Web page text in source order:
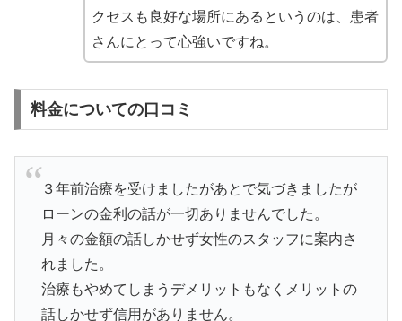
クセスも良好な場所にあるというのは、患者
さんにとって心強いですね。
料金についての口コミ
３年前治療を受けましたがあとで気づきましたが
ローンの金利の話が一切ありませんでした。
月々の金額の話しかせず女性のスタッフに案内さ
れました。
治療もやめてしまうデメリットもなくメリットの
話しかせず信用がありません。